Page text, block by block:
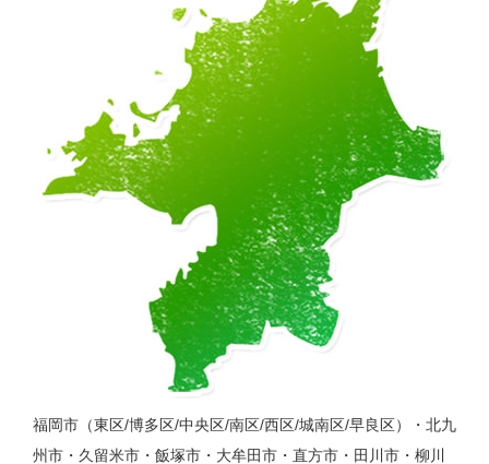
福岡市（東区/博多区/中央区/南区/西区/城南区/早良区）・北九
州市・久留米市・飯塚市・大牟田市・直方市・田川市・柳川